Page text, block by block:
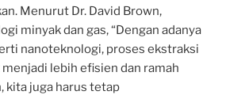
Menurut Dr. David Brown,
minyak dan gas, “Dengan adanya
nanoteknologi, proses ekstraksi
lebih efisien dan ramah
kita juga harus tetap